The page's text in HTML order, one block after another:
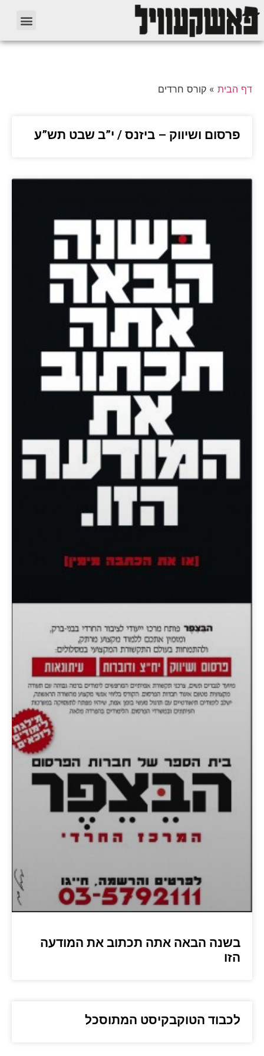
דף הבית » קורס חרדים
פרסום ושיווק – ביזנס / י”ב שבט תש”ע
בשנה הבאה אתה תכתוב את המודעה
הזו
לכבוד הטוקבקיסט המתוסכל